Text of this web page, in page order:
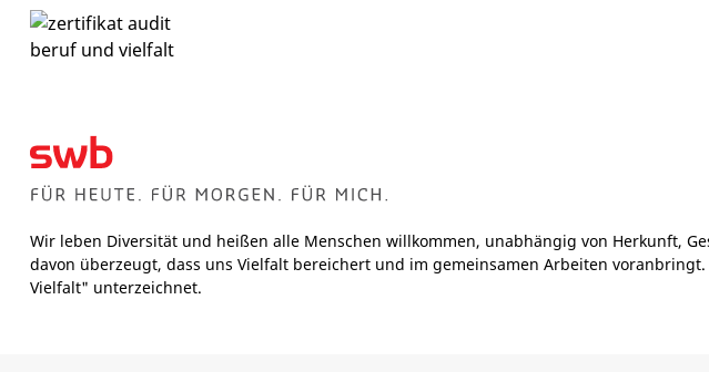
Wir leben Diversität und heißen alle Menschen willkommen, unabhängig von Herkunft,
davon überzeugt, dass uns Vielfalt bereichert und im gemeinsamen Arbeiten
Vielfalt" unterzeichnet.